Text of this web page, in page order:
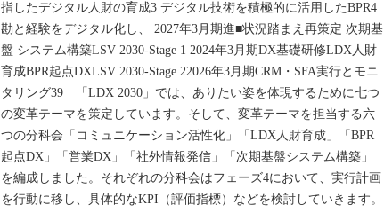
指したデジタル人財の育成3 デジタル技術を積極的に活用したBPR4
勘と経験をデジタル化し、 2027年3月期進■状況踏まえ再策定 次期基
盤 システム構築LSV 2030-Stage 1 2024年3月期DX基礎研修LDX人財
育成BPR起点DXLSV 2030-Stage 22026年3月期CRM・SFA実行とモニ
タリング39 「LDX 2030」では、ありたい姿を体現するために七つ
の変革テーマを策定しています。そして、変革テーマを担当する六
つの分科会「コミュニケーション活性化」「LDX人財育成」「BPR
起点DX」「営業DX」「社外情報発信」「次期基盤システム構築」
を編成しました。それぞれの分科会はフェーズ4において、実行計画
を行動に移し、具体的なKPI（評価指標）などを検討していきます。